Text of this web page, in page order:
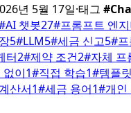
년 5월 17일·태그 #
AI 챗봇27#프롬프트 엔
5#LLM5#세금 신고5#
터2#제약 조건2#자체 프
없이1#직접 학습1#템플
산서1#세금 용어1#개인